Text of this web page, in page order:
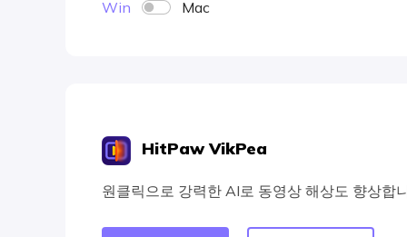
Win Mac
HitPaw VikPea
원클릭으로 강력한 AI로 동영상 해상도 향상합